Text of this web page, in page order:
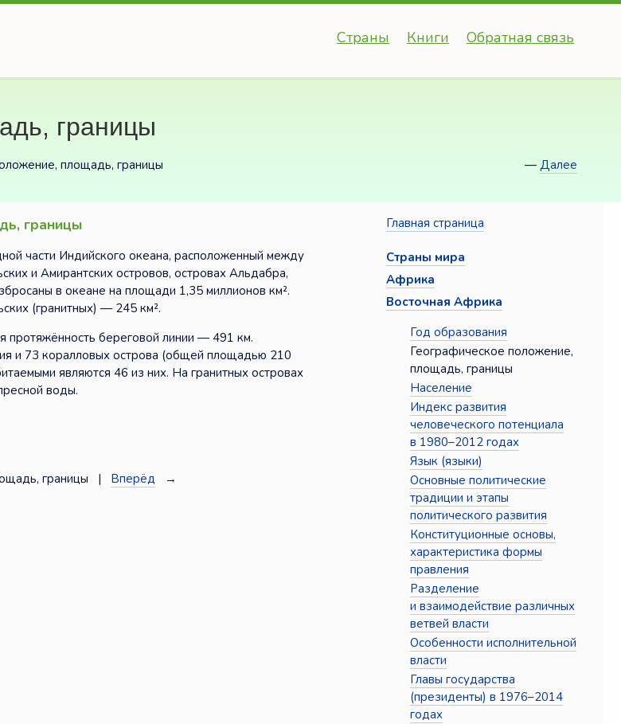
Страны Книги Обратная связь
границы
площадь, границы — Далее
границы
части Индийского океана, расположенный между
и Амирантских островов, островах Альдабра,
в океане на площади 1,35 миллионов км².
(гранитных) — 245 км².
протяжённость береговой линии — 491 км.
и 73 коралловых острова (общей площадью 210
являются 46 из них. На гранитных островах
воды.
границы | Вперёд →
Главная страница
Страны мира
Африка
Восточная Африка
Год образования
Географическое положение,
площадь, границы
Население
Индекс развития
человеческого потенциала
в 1980–2012 годах
Язык (языки)
Основные политические
традиции и этапы
политического развития
Конституционные основы,
характеристика формы
правления
Разделение
и взаимодействие различных
ветвей власти
Особенности исполнительной
власти
Главы государства
(президенты) в 1976–2014
годах